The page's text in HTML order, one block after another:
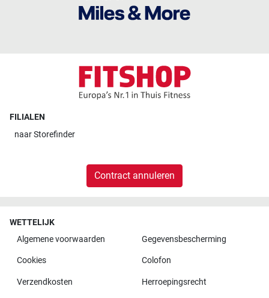
FILIALEN
naarStorefinder
Contract annuleren
WETTELIJK
Algemene voorwaarden
Gegevensbescherming
Cookies Colofon
Verzendkosten Herroepingsrecht